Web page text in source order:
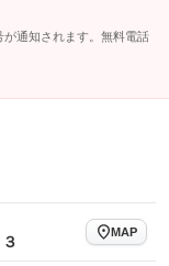
通知されます。無料電話
MAP